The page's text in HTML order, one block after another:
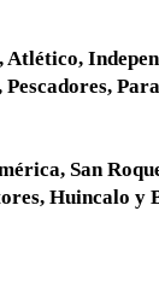
Atlético,
San
Huincalo y